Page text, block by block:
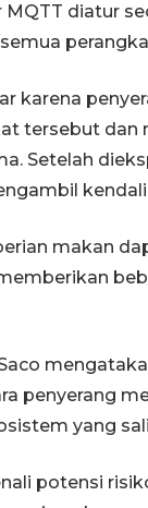
diatur
karena
tersebut dan
Setelah
makan
penyerang
yang
potensi